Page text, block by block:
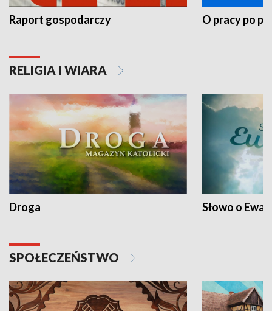
Raport gospodarczy O pracy po
RELIGIA I WIARA
Droga Słowo o
SPOŁECZEŃSTWO